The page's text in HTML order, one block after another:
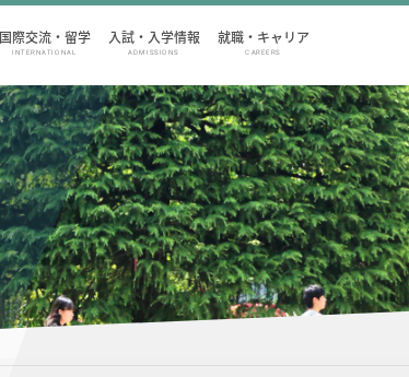
国際交流・留学
INTERNATIONAL
入試・入学情報
ADMISSIONS
就職・キャリア
CAREERS